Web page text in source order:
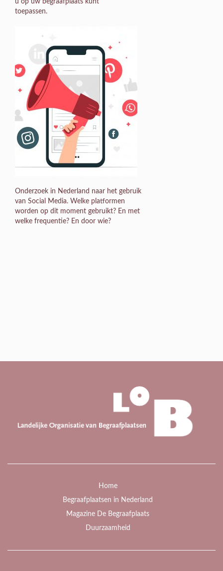
u op uw begraafplaats kunt
toepassen.
Onderzoek in Nederland naar het gebruik
van Social Media. Welke platformen
worden op dit moment gebruikt? En met
welke frequentie? En door wie?
Home
Begraafplaatsen in Nederland
Magazine De Begraafplaats
Duurzaamheid